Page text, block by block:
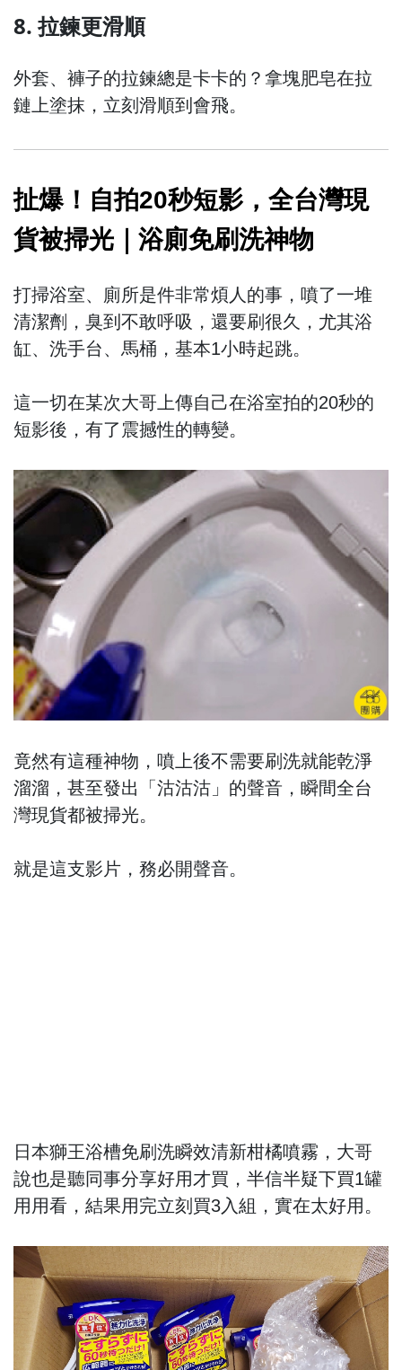
8. 拉鍊更滑順
外套、褲子的拉鍊總是卡卡的？拿塊肥皂在拉
鏈上塗抹，立刻滑順到會飛。
扯爆！自拍20秒短影，全台灣現
貨被掃光｜浴廁免刷洗神物
打掃浴室、廁所是件非常煩人的事，噴了一堆
清潔劑，臭到不敢呼吸，還要刷很久，尤其浴
缸、洗手台、馬桶，基本1小時起跳。
這一切在某次大哥上傳自己在浴室拍的20秒的
短影後，有了震撼性的轉變。
竟然有這種神物，噴上後不需要刷洗就能乾淨
溜溜，甚至發出「沽沽沽」的聲音，瞬間全台
灣現貨都被掃光。
就是這支影片，務必開聲音。
日本獅王浴槽免刷洗瞬效清新柑橘噴霧，大哥
說也是聽同事分享好用才買，半信半疑下買1罐
用用看，結果用完立刻買3入組，實在太好用。